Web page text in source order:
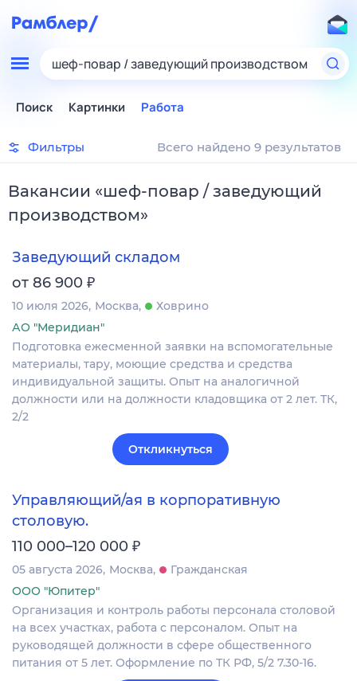
шеф-повар / заведующий производством
Поиск Картинки Работа
Фильтры Всего найдено 9 результатов
Вакансии «шеф-повар / заведующий
производством»
Заведующий складом
от 86 900 ₽
10 июля 2026 Москва
Ховрино
АО "Меридиан"
Подготовка ежесменной заявки на вспомогательные
материалы, тару, моющие средства и средства
индивидуальной защиты. Опыт на аналогичной
должности или на должности кладовщика от 2 лет. ТК,
2/2
Откликнуться
Управляющий/ая в корпоративную
столовую.
110 000–120 000 ₽
05 августа 2026 Москва
Гражданская
ООО "Юпитер"
Организация и контроль работы персонала столовой
на всех участках, работа с персоналом. Опыт на
руководящей должности в сфере общественного
питания от 5 лет. Оформление по ТК РФ, 5/2 7.30-16.